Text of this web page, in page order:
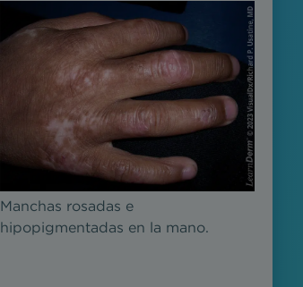
Manchas rosadas e
hipopigmentadas en la mano.